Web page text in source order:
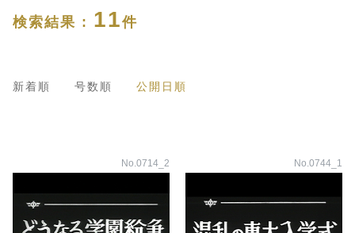
検索結果 : 11件
新着順 号数順 公開日順
No.0714_2 No.0744_1